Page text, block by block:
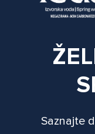
Saznajte